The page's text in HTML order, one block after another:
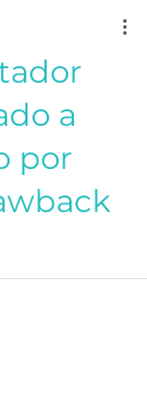
a
por